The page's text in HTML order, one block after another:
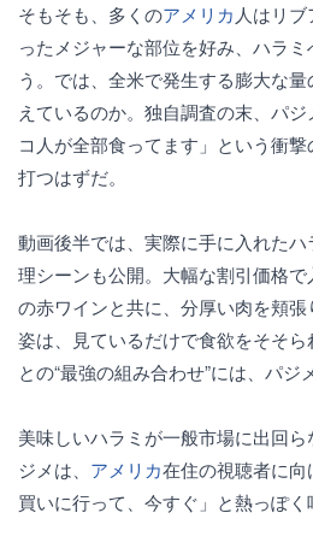
そもそも、多くのアメリカ 人はリ
ったメジャーな部位を好み、ハラ
う。では、全米で発生する膨大な
えているのか。独自調査の末、パ
コ人が全部食ってます」という衝
打つはずだ。
動画後半では、実際に手に入れた
理シーンも公開。大幅な割引価格
の赤ワインと共に、分厚い肉を頬
姿は、見ているだけで食欲をそそ
との“最強の組み合わせ”には、パジ
美味しいハラミが一般市場に出回ら
ジメは、 アメリカ在住の視聴者に
買いに行って、今すぐ」と熱っぽく